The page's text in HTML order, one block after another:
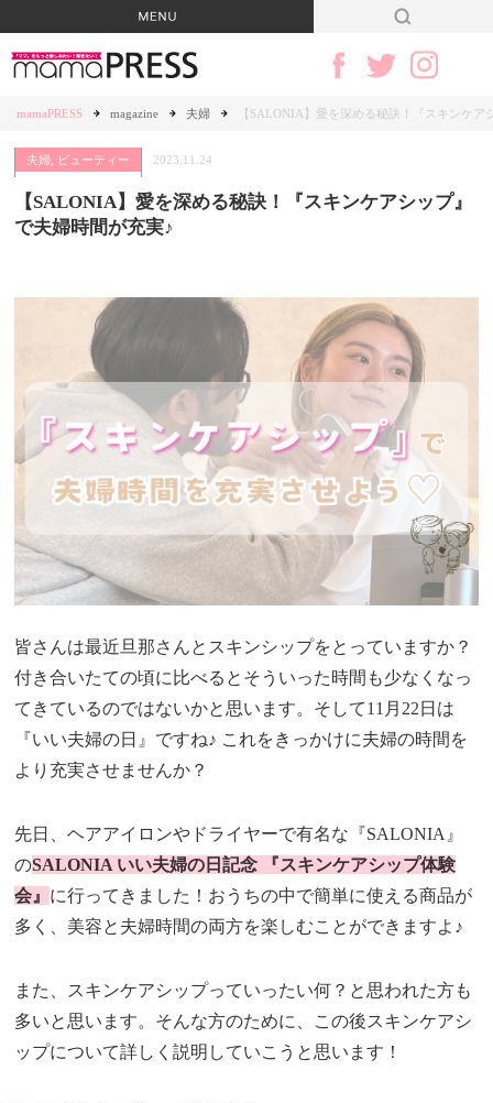
mamaPRESS magazine 夫婦 【SALONIA】愛を深める秘訣！『スキンケア
夫婦 ビューティー 2023.11.24
【SALONIA】愛を深める秘訣！『スキンケアシップ』
で夫婦時間が充実♪
皆さんは最近旦那さんとスキンシップをとっていますか？
付き合いたての頃に比べるとそういった時間も少なくなっ
てきているのではないかと思います。そして11月22日は
『いい夫婦の日』ですね♪ これをきっかけに夫婦の時間を
より充実させませんか？
先日、ヘアアイロンやドライヤーで有名な『SALONIA』
のSALONIA いい夫婦の日記念 『スキンケアシップ体験
会』 に行ってきました！おうちの中で簡単に使える商品が
多く、美容と夫婦時間の両方を楽しむことができますよ♪
また、スキンケアシップっていったい何？と思われた方も
多いと思います。そんな方のために、この後スキンケアシ
ップについて詳しく説明していこうと思います！